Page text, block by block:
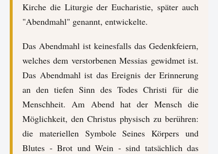
Kirche die Liturgie der Eucharistie, später auch
"Abendmahl" genannt, entwickelte.
Das Abendmahl ist keinesfalls das Gedenkfeiern,
welches dem verstorbenen Messias gewidmet ist.
Das Abendmahl ist das Ereignis der Erinnerung
an den tiefen Sinn des Todes Christi für die
Menschheit. Am Abend hat der Mensch die
Möglichkeit, den Christus physisch zu berühren:
die materiellen Symbole Seines Körpers und
Blutes - Brot und Wein - sind tatsächlich das